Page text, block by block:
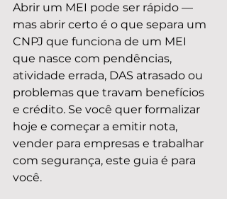
Abrir um MEI pode ser rápido —
mas abrir certo é o que separa um
CNPJ que funciona de um MEI
que nasce com pendências,
atividade errada, DAS atrasado ou
problemas que travam benefícios
e crédito. Se você quer formalizar
hoje e começar a emitir nota,
vender para empresas e trabalhar
com segurança, este guia é para
você.